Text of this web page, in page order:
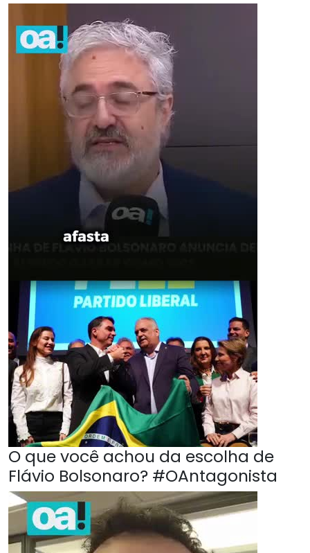
O que você achou da escolha de
Flávio Bolsonaro? #OAntagonista